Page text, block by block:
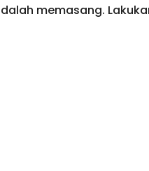
memasang.